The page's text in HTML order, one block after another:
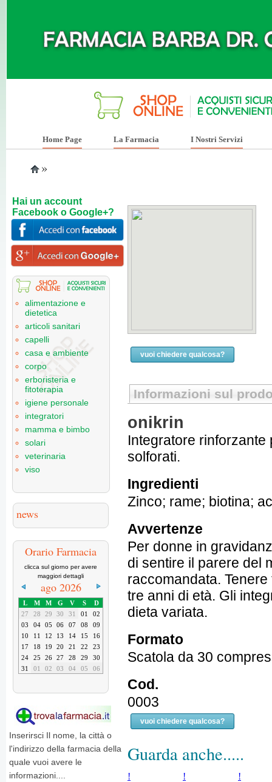
Hai un account
Facebook o Google+?
alimentazione e
dietetica
articoli sanitari
capelli
casa e ambiente
corpo
erboristeria e
fitoterapia
igiene personale
integratori
mamma e bimbo
solari
veterinaria
viso
news
Orario Farmacia
clicca sul giorno per avere
maggiori dettagli
ago 2026
L M M G V S
D
27
28 29 30 31 01
02
03
04 05 06 07 08
09
10
11 12 13 14 15
16
17
18 19 20 21 22
23
24
25 26 27 28 29
30
31
01 02 03 04 05 06
Inserirsci Il nome, la città o
l'indirizzo della farmacia della
quale vuoi avere le
informazioni....
Home Page La Farmacia I Nostri Servizi
»
vuoi chiedere qualcosa?
Informazioni sul
onikrin
Integratore
solforati.
Ingredienti
Zinco; rame; biotina;
Avvertenze
Per donne in
di sentire il parere del
raccomandata.
tre anni di età. Gli
dieta variata.
Formato
Scatola da 30
Cod.
0003
vuoi chiedere qualcosa?
Guarda anche.....
! ! !